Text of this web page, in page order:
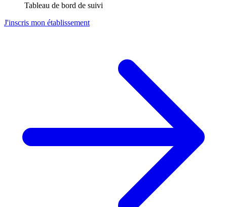
Tableau de bord de suivi
J'inscris mon établissement